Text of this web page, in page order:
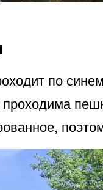
по
проходима